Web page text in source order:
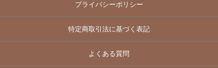
プライバシーポリシー
特定商取引法に基づく表記
よくある質問